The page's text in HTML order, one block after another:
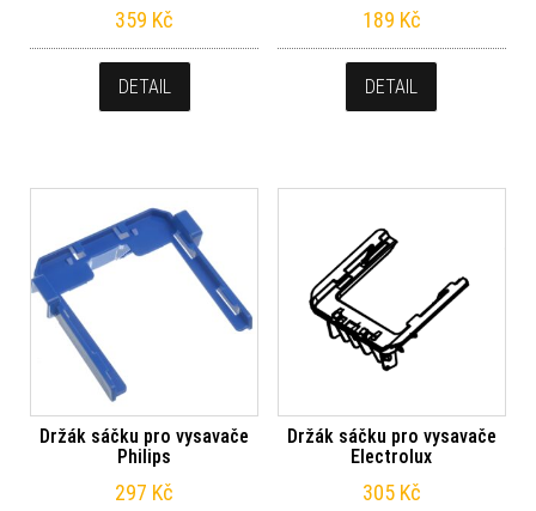
359 Kč
DETAIL
189 Kč
DETAIL
Držák sáčku pro vysavače
Philips
297 Kč
Držák sáčku pro vysavače
Electrolux
305 Kč